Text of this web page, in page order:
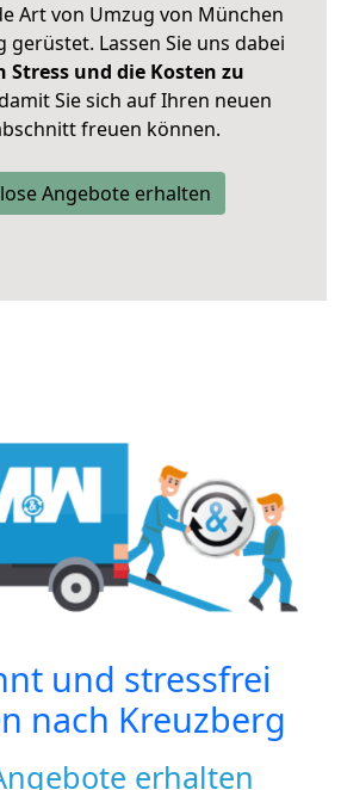
Art von Umzug von München
gerüstet. Lassen Sie uns dabei
Stress und die Kosten zu
Sie sich auf Ihren neuen
freuen können.
Angebote erhalten
und stressfrei
nach Kreuzberg
erhalten